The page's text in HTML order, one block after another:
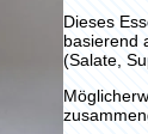
Dieses
basierend
(Salate,